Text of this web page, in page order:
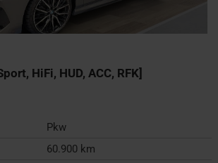
HiFi, HUD, ACC, RFK]
Pkw
60.900 km